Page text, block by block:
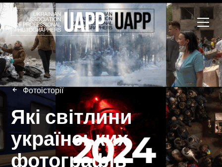
Фотоісторії
Які світлини
українських
фотографів